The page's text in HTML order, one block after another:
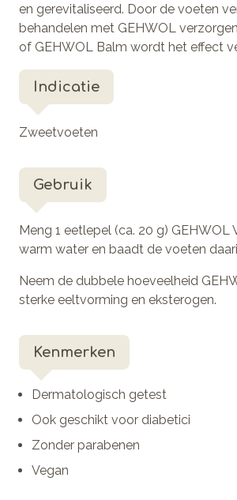
en gerevitaliseerd. Door de voeten
behandelen met GEHWOL
of GEHWOL Balm wordt het effect
Indicatie
Zweetvoeten
Gebruik
Meng 1 eetlepel (ca. 20 g) GEHWOL
warm water en baadt de voeten
Neem de dubbele hoeveelheid
sterke eeltvorming en eksterogen.
Kenmerken
Dermatologisch getest
Ook geschikt voor diabetici
Zonder parabenen
Vegan